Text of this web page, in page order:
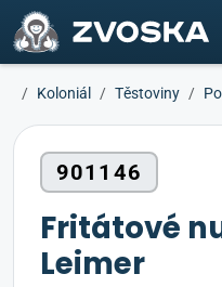
ZVOSKA
Koloniál Těstoviny
901146
Fritátové
Leimer